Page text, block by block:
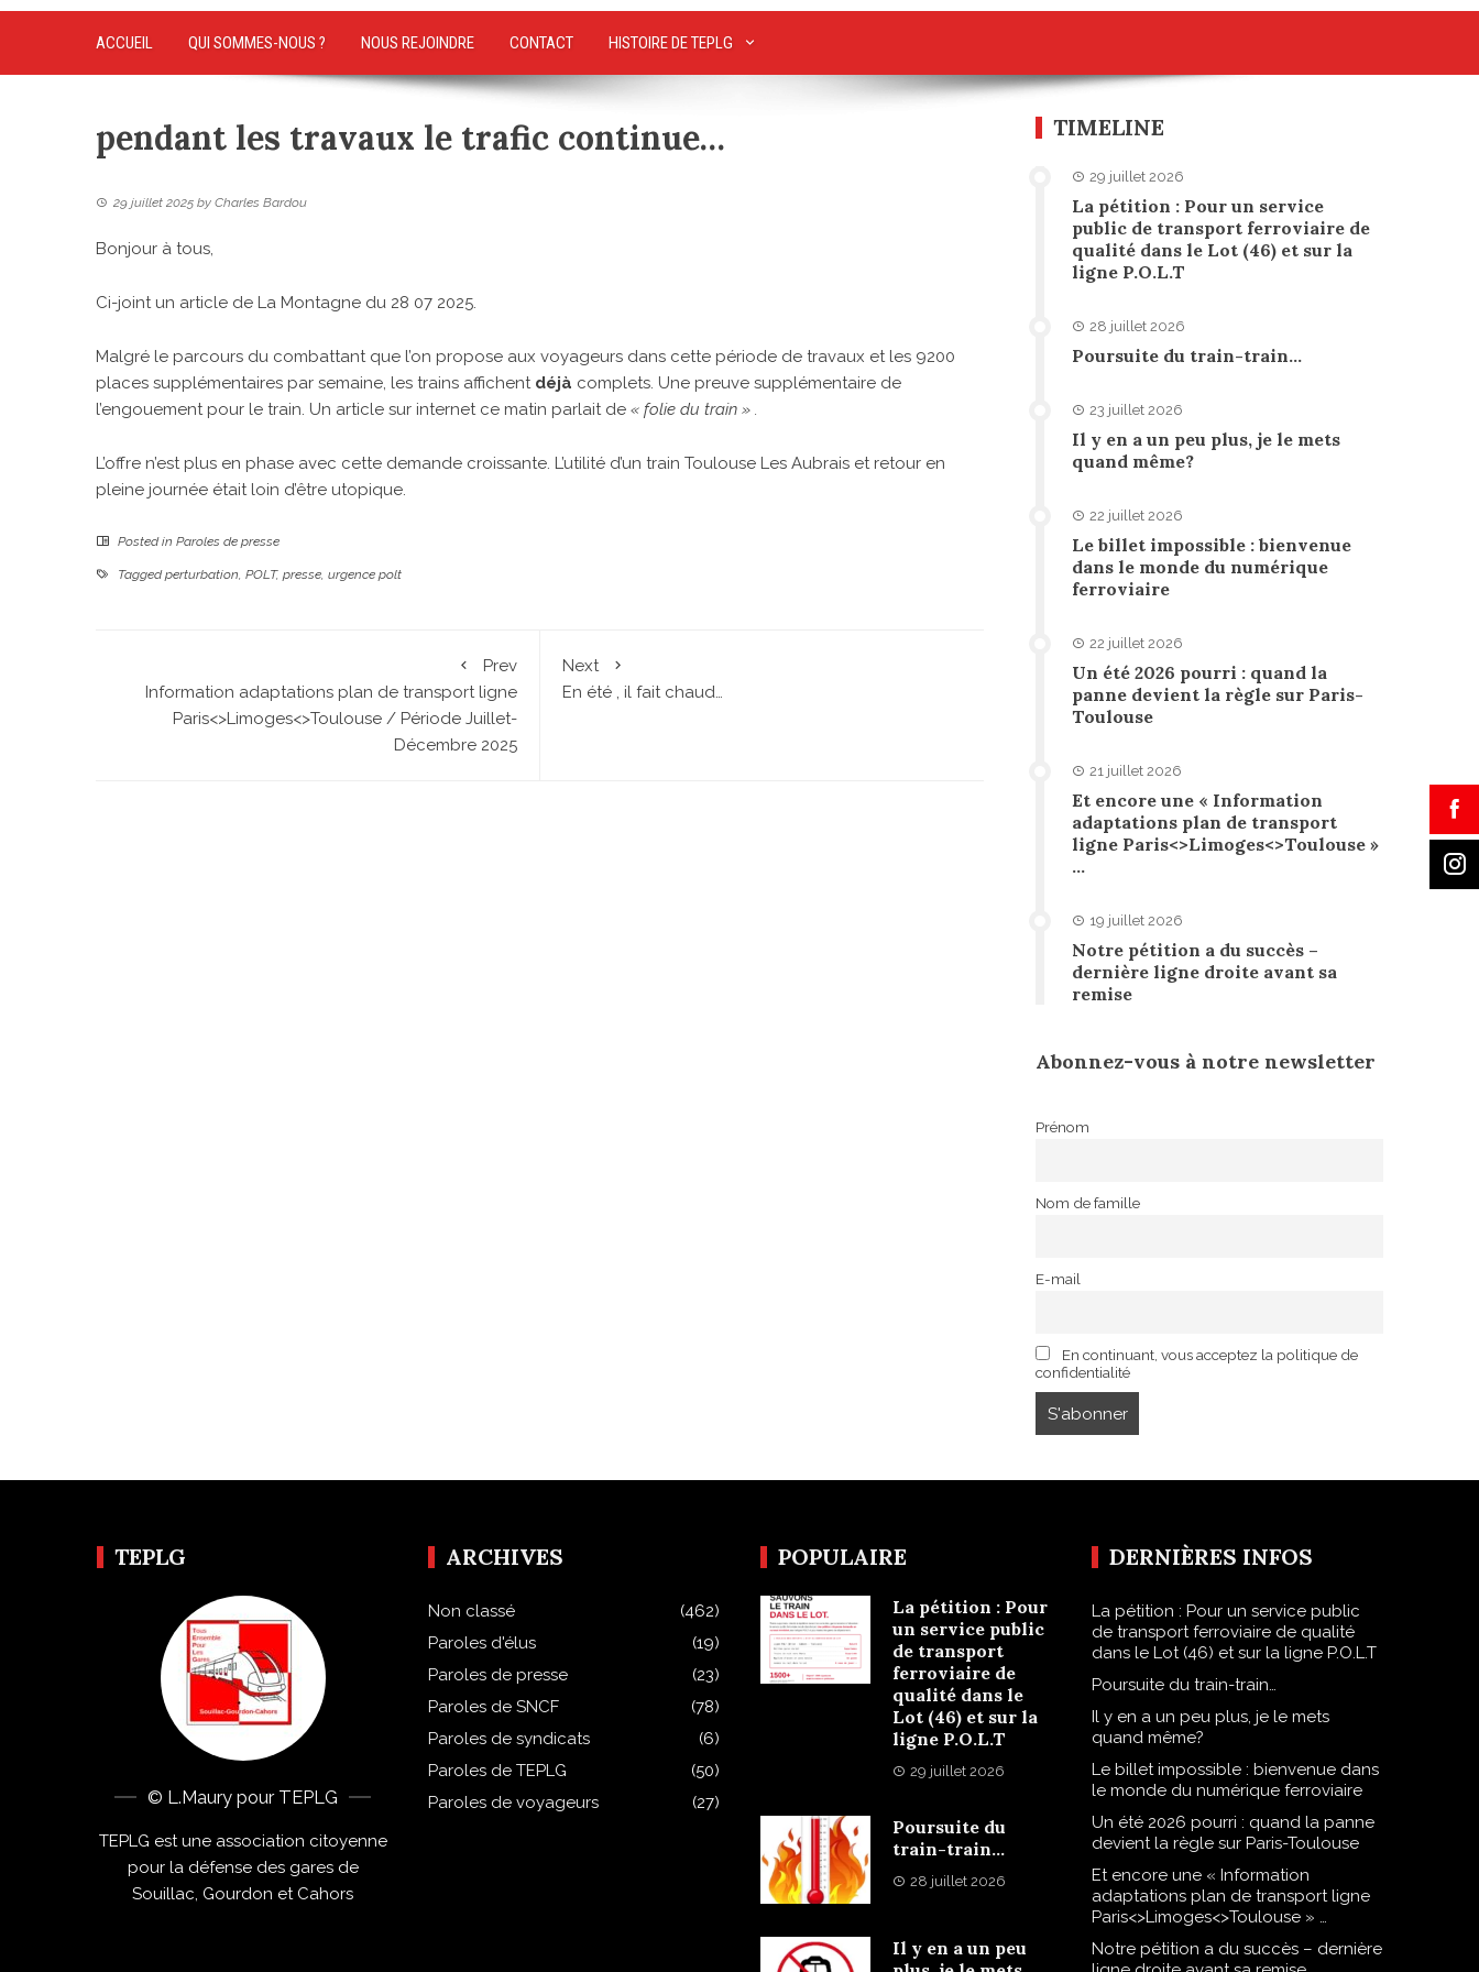
ACCUEIL QUI SOMMES-NOUS ? NOUS REJOINDRE CONTACT HISTOIRE DE TEPLG
pendant les travaux le trafic continue…
29 juillet 2025 by Charles Bardou
Bonjour à tous,
Ci-joint un article de La Montagne du 28 07 2025.
Malgré le parcours du combattant que l’on propose aux voyageurs dans cette période de travaux et les 9200
places supplémentaires par semaine, les trains affichentdéjà complets. Une preuve supplémentaire de
l’engouement pour le train. Un article sur internet ce matin parlait de « folie du train » .
L’offre n’est plus en phase avec cette demande croissante. L’utilité d’un train Toulouse Les Aubrais et retour en
pleine journée était loin d’être utopique.
Posted in Paroles de presse
Taggedperturbation, POLT, presse, urgence polt
Prev
Information adaptations plan de transport ligne
Paris<>Limoges<>Toulouse / Période Juillet-
Décembre 2025
Next
En été , il fait chaud…
TIMELINE
29 juillet 2026
La pétition : Pour un service
public de transport ferroviaire de
qualité dans le Lot (46) et sur la
ligne P.O.L.T
28 juillet 2026
Poursuite du train-train…
23 juillet 2026
Il y en a un peu plus, je le mets
quand même?
22 juillet 2026
Le billet impossible : bienvenue
dans le monde du numérique
ferroviaire
22 juillet 2026
Un été 2026 pourri : quand la
panne devient la règle sur Paris-
Toulouse
21 juillet 2026
Et encore une « Information
adaptations plan de transport
ligne Paris<>Limoges<>Toulouse »
…
19 juillet 2026
Notre pétition a du succès –
dernière ligne droite avant sa
remise
Abonnez-vous à notre newsletter
Prénom
Nom de famille
E-mail
En continuant, vous acceptez la politique de
confidentialité
TEPLG
© L.Maury pour TEPLG
TEPLG est une association citoyenne
pour la défense des gares de
Souillac, Gourdon et Cahors
ARCHIVES
Non classé
(462)
Paroles d'élus
(19)
Paroles de presse
(23)
Paroles de SNCF
(78)
Paroles de syndicats
(6)
Paroles de TEPLG
(50)
Paroles de voyageurs
(27)
POPULAIRE
La pétition : Pour
un service public
de transport
ferroviaire de
qualité dans le
Lot (46) et sur la
ligne P.O.L.T
29 juillet 2026
Poursuite du
train-train…
28 juillet 2026
Il y en a un peu
DERNIÈRES INFOS
La pétition : Pour un service public
de transport ferroviaire de qualité
dans le Lot (46) et sur la ligne P.O.L.T
Poursuite du train-train…
Il y en a un peu plus, je le mets
quand même?
Le billet impossible : bienvenue dans
le monde du numérique ferroviaire
Un été 2026 pourri : quand la panne
devient la règle sur Paris-Toulouse
Et encore une « Information
adaptations plan de transport ligne
Paris<>Limoges<>Toulouse » …
Notre pétition a du succès – dernière